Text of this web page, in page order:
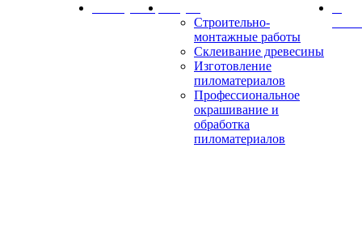
Калькулятор
Строительно-
монтажные работы
Склеивание древесины
Изготовление
пиломатериалов
Профессиональное
окрашивание и
обработка
пиломатериалов